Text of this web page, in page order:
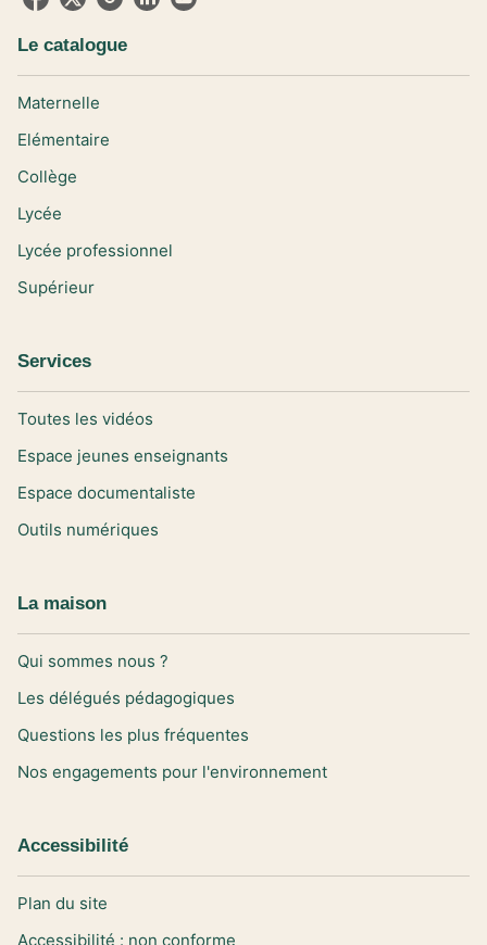
Le catalogue
Maternelle
Elémentaire
Collège
Lycée
Lycée professionnel
Supérieur
Services
Toutes les vidéos
Espace jeunes enseignants
Espace documentaliste
Outils numériques
La maison
Qui sommes nous ?
Les délégués pédagogiques
Questions les plus fréquentes
Nos engagements pour l'environnement
Accessibilité
Plan du site
Accessibilité : non conforme